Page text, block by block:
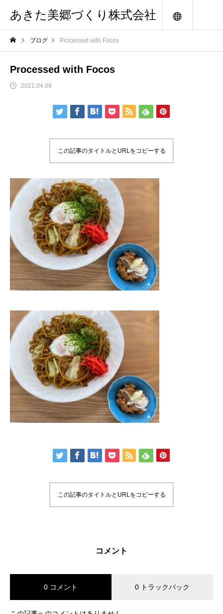
あきた美郷づくり株式会社
ブログ Processed with Focos
Processed with Focos
2021.04.09
この記事のタイトルとURLをコピーする
この記事のタイトルとURLをコピーする
コメント
0 コメント 0 トラックバック